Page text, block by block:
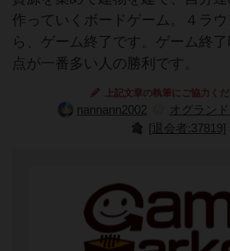
作っていくボードゲーム。４ラ
ら、ゲーム終了です。ゲーム終
点が一番多い人の勝利です。
上記文章の執筆にご協力く
nannann2002
オグラン
[退会者:37819]